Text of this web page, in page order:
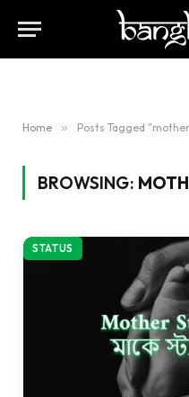
Home » Posts Tagged
BROWSING:
STATUS